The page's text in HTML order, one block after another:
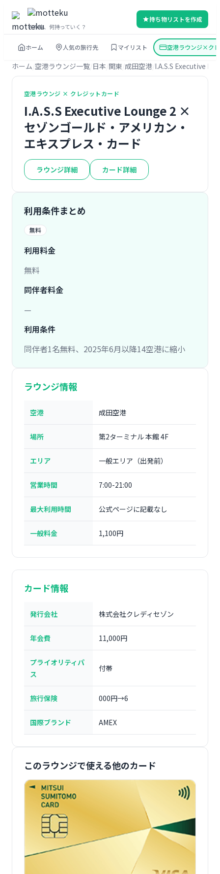
その旅、何持っていく？
持ち物リストを作成
ホーム 人気の旅行先 マイリスト 空港ラウンジ×ク
ホーム 空港ラウンジ一覧 日本 関東 成田空港 I.A.S.S Executive
空港ラウンジ × クレジットカード
I.A.S.S Executive Lounge 2 ×
セゾンゴールド・アメリカン・
エキスプレス・カード
ラウンジ詳細 カード詳細
利用条件まとめ
無料
利用料金
無料
同伴者料金
—
利用条件
同伴者1名無料、2025年6月以降14空港に縮小
ラウンジ情報
空港 成田空港
場所 第2ターミナル 本館 4F
エリア 一般エリア（出発前）
営業時間 7:00-21:00
最大利用時間 公式ページに記載なし
一般料金 1,100円
カード情報
発行会社 株式会社クレディセゾン
年会費 11,000円
プライオリティパ
ス
付帯
旅行保険 000円→6
国際ブランド AMEX
このラウンジで使える他のカード